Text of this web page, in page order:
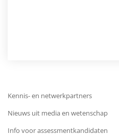
Kennis- en netwerkpartners
Nieuws uit media en wetenschap
Info voor assessmentkandidaten